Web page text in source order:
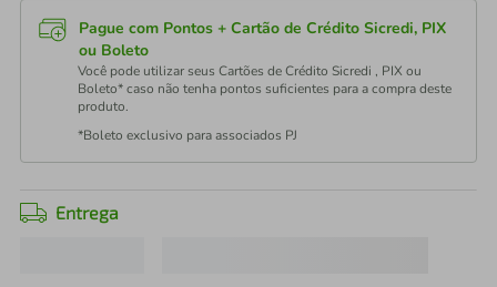
Pague com Pontos + Cartão de Crédito Sicredi, PIX
ou Boleto
Você pode utilizar seus Cartões de Crédito Sicredi , PIX ou
Boleto* caso não tenha pontos suficientes para a compra deste
produto.
*Boleto exclusivo para associados PJ
Entrega